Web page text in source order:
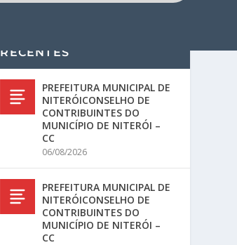
RECENTES
PREFEITURA MUNICIPAL DE
NITERÓICONSELHO DE
CONTRIBUINTES DO
MUNICÍPIO DE NITERÓI –
CC
06/08/2026
PREFEITURA MUNICIPAL DE
NITERÓICONSELHO DE
CONTRIBUINTES DO
MUNICÍPIO DE NITERÓI –
CC